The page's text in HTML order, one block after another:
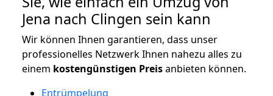
Jena nach Clingen sein kann
Wir können Ihnen garantieren, dass unser
professionelles Netzwerk Ihnen nahezu alles zu
einem kostengünstigen Preisanbieten können.
Entrümpelung